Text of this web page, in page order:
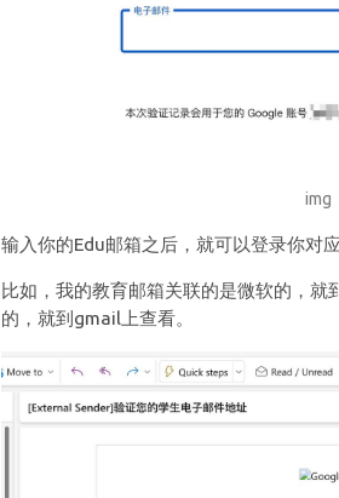
img
输入你的Edu邮箱之后，就可以登录你对
比如，我的教育邮箱关联的是微软的，
的，就到gmail上查看。